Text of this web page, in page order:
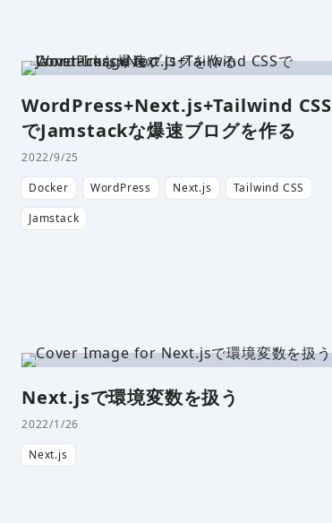
WordPress+Next.js+Tailwind CSS
でJamstackな爆速ブログを作る
2022/9/25
Docker
WordPress Next.js
Tailwind CSS
Jamstack
Next.jsで環境変数を扱う
2022/1/26
Next.js